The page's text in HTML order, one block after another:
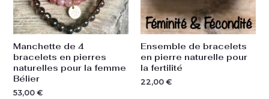
Manchette de 4
bracelets en pierres
naturelles pour la femme
Bélier
53,00 €
Ensemble de bracelets
en pierre naturelle pour
la fertilité
22,00 €